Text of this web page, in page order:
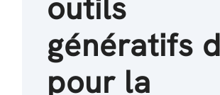
outils
génératifs
pour la